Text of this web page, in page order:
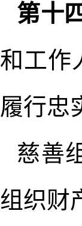
第十
和工作
履行忠
慈善
组织财